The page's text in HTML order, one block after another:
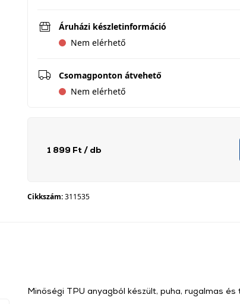
Áruházi készletinformáció
Nem elérhető
Csomagponton átvehető
Nem elérhető
1 899 Ft / db
Cikkszám:311535
Minőségi TPU anyagból készült, puha, rugalmas